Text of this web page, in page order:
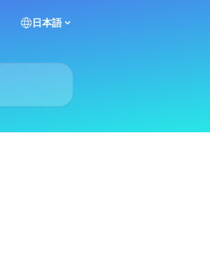
日本語